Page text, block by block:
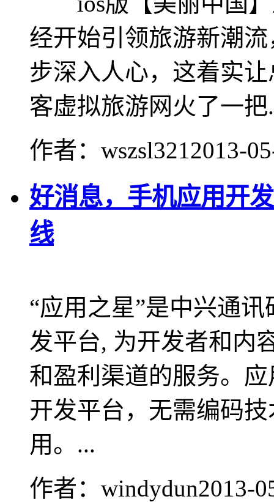
经开始引领旅游新潮
步深入人心，这着实
客虚拟旅游网火了一把
作者：wszsl3212013-
好消息，手机应用开
线
“应用之星”是中兴通
发平台, 为开发者和内
和盈利渠道的服务。
开发平台，无需编码
用。...
作者：windydun2013-